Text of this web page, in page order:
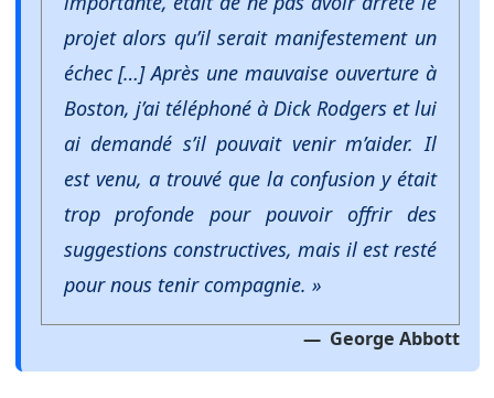
projet alors qu’il serait manifestement un
échec […] Après une mauvaise ouverture à
Boston, j’ai téléphoné à Dick Rodgers et lui
ai demandé s’il pouvait venir m’aider. Il
est venu, a trouvé que la confusion y était
trop profonde pour pouvoir offrir des
suggestions constructives, mais il est resté
pour nous tenir compagnie. »
George Abbott